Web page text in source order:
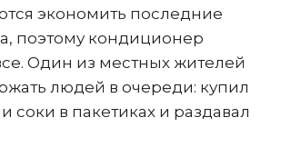
экономить последние
поэтому кондиционер
Один из местных жителей
людей в очереди: купил
соки в пакетиках и раздавал